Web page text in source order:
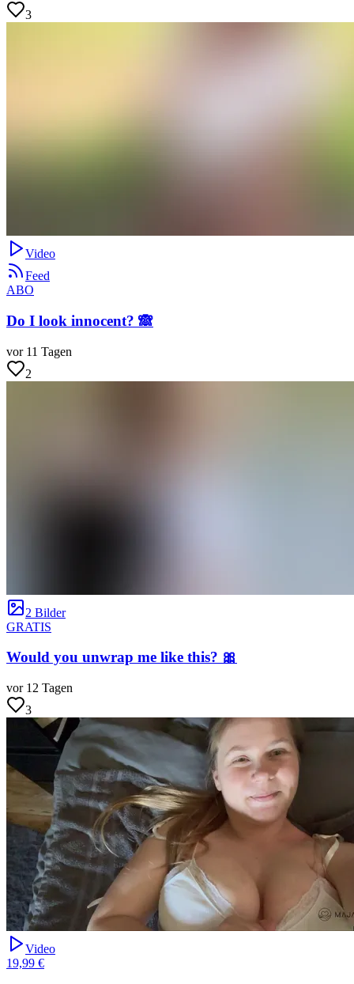
3
Video
Feed
ABO
Do I look innocent? 🙈
vor 11 Tagen
2
2 Bilder
GRATIS
Would you unwrap me like this? 🎀
vor 12 Tagen
3
Video
19,99 €